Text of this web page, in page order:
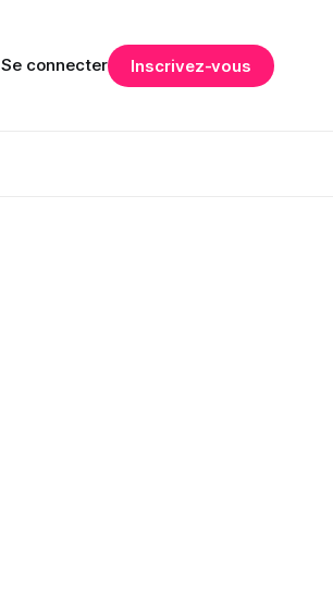
Se connecter Inscrivez-vous